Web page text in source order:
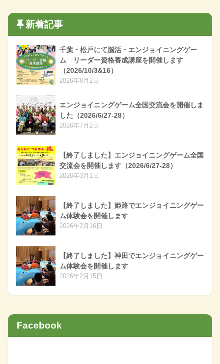
新着記事
千葉・松戸にて脳活・エンジョイニングゲー
ム リーダー資格養成講座を開催します
（2026/10/3&16）
2026年8月2日
エンジョイニングゲーム全国交流会を開催しま
した（2026/6/27-28）
2026年7月2日
【終了しました】エンジョイニングゲーム全国
交流会を開催します（2026/6/27-28）
2026年3月1日
【終了しました】姫路でエンジョイニングゲー
ム体験会を開催します
2026年2月16日
【終了しました】神田でエンジョイニングゲー
ム体験会を開催します
2026年2月15日
Facebook